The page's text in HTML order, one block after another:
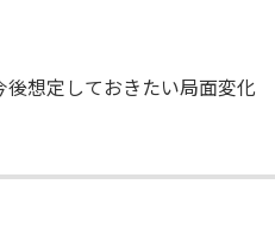
想定しておきたい局面変化